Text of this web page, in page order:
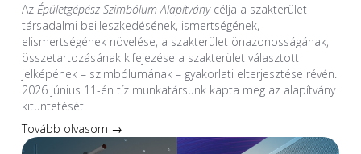
Az Épületgépész Szimbólum Alapítványcélja a szakterület
társadalmi beilleszkedésének, ismertségének,
elismertségének növelése, a szakterület önazonosságának,
összetartozásának kifejezése a szakterület választott
jelképének – szimbólumának – gyakorlati elterjesztése révén.
2026 június 11-én tíz munkatársunk kapta meg az alapítvány
kitüntetését.
Tovább olvasom →